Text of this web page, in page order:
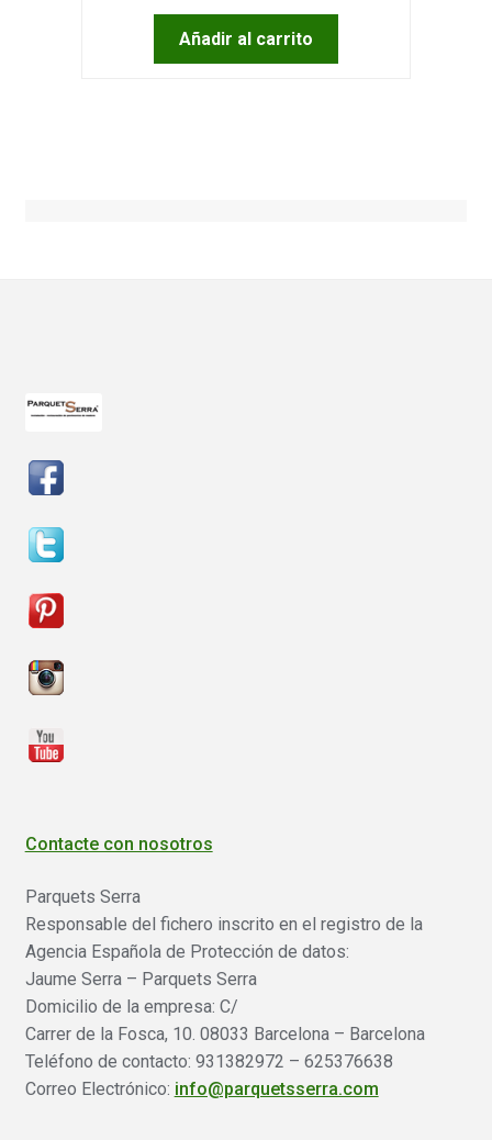
Añadir al carrito
Contacte con nosotros
Parquets Serra
Responsable del fichero inscrito en el registro de la
Agencia Española de Protección de datos:
Jaume Serra – Parquets Serra
Domicilio de la empresa: C/
Carrer de la Fosca, 10. 08033 Barcelona – Barcelona
Teléfono de contacto: 931382972 – 625376638
Correo Electrónico: info@parquetsserra.com